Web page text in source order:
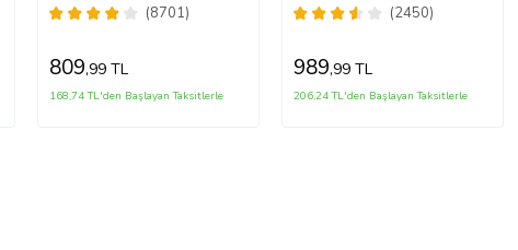
(8701)
809,99 TL
168,74 TL'den Başlayan Taksitlerle
(2450)
989,99 TL
206,24 TL'den Başlayan Taksitlerle